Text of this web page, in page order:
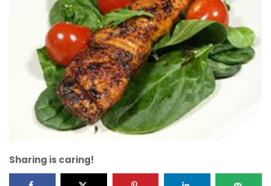
Sharing is caring!